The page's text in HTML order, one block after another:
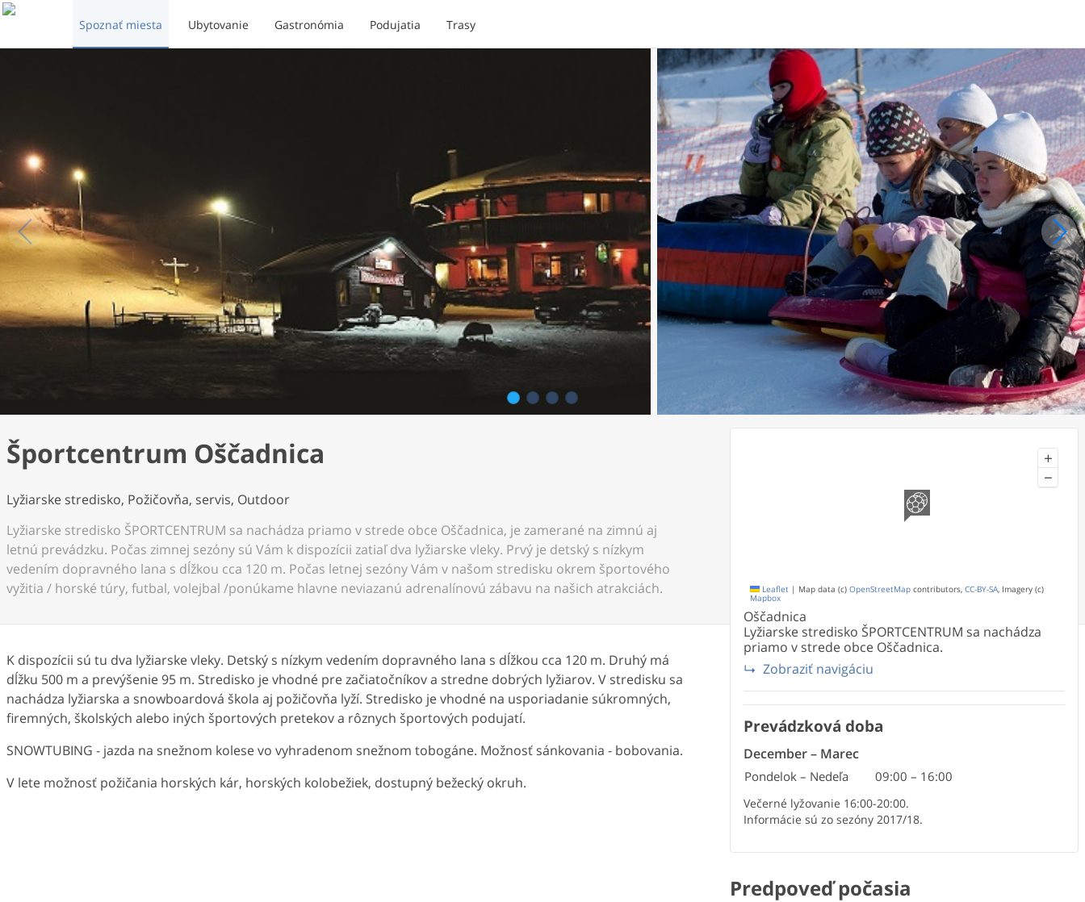
Spoznať miesta Ubytovanie Gastronómia Podujatia Trasy
1 2 3 4
Športcentrum Oščadnica
Lyžiarske stredisko, Požičovňa, servis, Outdoor
Lyžiarske stredisko ŠPORTCENTRUM sa nachádza priamo v strede obce Oščadnica, je zamerané na zimnú aj
letnú prevádzku. Počas zimnej sezóny sú Vám k dispozícii zatiaľ dva lyžiarske vleky. Prvý je detský s nízkym
vedením dopravného lana s dĺžkou cca 120 m. Počas letnej sezóny Vám v našom stredisku okrem športového
vyžitia / horské túry, futbal, volejbal /ponúkame hlavne neviazanú adrenalínovú zábavu na našich atrakciách.
K dispozícii sú tu dva lyžiarske vleky. Detský s nízkym vedením dopravného lana s dĺžkou cca 120 m. Druhý má
dĺžku 500 m a prevýšenie 95 m. Stredisko je vhodné pre začiatočníkov a stredne dobrých lyžiarov. V stredisku sa
nachádza lyžiarska a snowboardová škola aj požičovňa lyží. Stredisko je vhodné na usporiadanie súkromných,
firemných, školských alebo iných športových pretekov a rôznych športových podujatí.
SNOWTUBING - jazda na snežnom kolese vo vyhradenom snežnom tobogáne. Možnosť sánkovania - bobovania.
V lete možnosť požičania horských kár, horských kolobežiek, dostupný bežecký okruh.
+
−
Leaflet | Map data (c) OpenStreetMap contributors, CC-BY-SA , Imagery (c)
Mapbox
Oščadnica
Lyžiarske stredisko ŠPORTCENTRUM sa nachádza
priamo v strede obce Oščadnica.
Zobraziť navigáciu
Prevádzková doba
December– Marec
Pondelok – Nedeľa 09:00 – 16:00
Večerné lyžovanie 16:00-20:00.
Informácie sú zo sezóny 2017/18.
Predpoveď počasia